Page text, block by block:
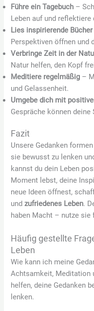
Führe ein Tagebuch –
Leben auf und reflektiere
Lies inspirierende Bücher
Perspektiven öffnen und
Verbringe Zeit in der
Natur helfen, den Kopf
Meditiere regelmäßig –
und Gelassenheit.
Umgebe dich mit
Gespräche können
Fazit
Unsere Gedanken
sie bewusst zu lenken
kannst du dein Leben
Moment lebst, deine
neue Ideen öffnest,
undzufriedenes Leben.
haben Macht – nutze sie
Häufig gestellte
Leben
Wie kann ich meine
Achtsamkeit, Meditation
helfen, deine Gedanken
lenken.